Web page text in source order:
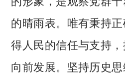
的晴雨表。唯有秉持
得人民的信任与支持
向前发展。坚持历史